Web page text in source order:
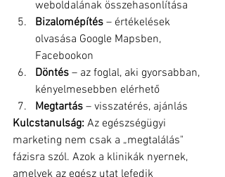
weboldalának összehasonlítása
Bizalomépítés – értékelések
olvasása Google Mapsben,
Facebookon
Döntés – az foglal, aki gyorsabban,
kényelmesebben elérhető
Megtartás – visszatérés, ajánlás
Kulcstanulság: Az egészségügyi
marketing nem csak a „megtalálás"
fázisra szól. Azok a klinikák nyernek,
amelyek az egész utat lefedik